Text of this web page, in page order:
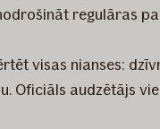
regulāras
visas nianses:
Oficiāls audzētājs